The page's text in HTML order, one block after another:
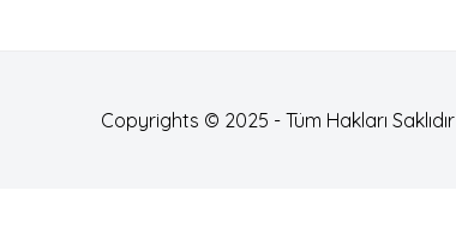
Copyrights © 2025 - Tüm Hakları Saklıdır